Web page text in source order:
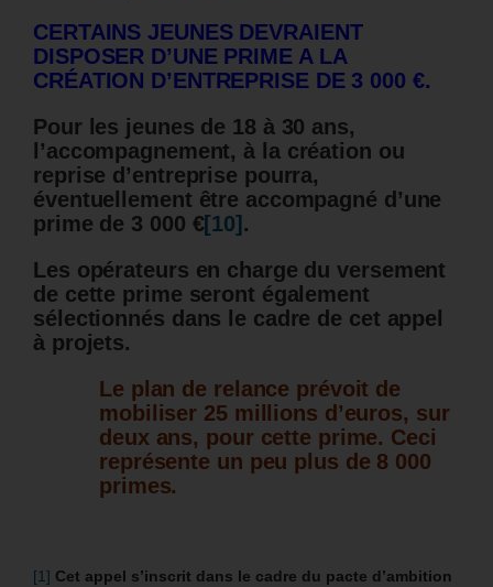
CERTAINS JEUNES DEVRAIENT
DISPOSER D’UNE PRIME A LA
CRÉATION D’ENTREPRISE DE 3 000 €.
Pour les jeunes de 18 à 30 ans,
l’accompagnement, à la création ou
reprise d’entreprise pourra,
éventuellement être accompagné d’une
prime de 3 000 €[10] .
Les opérateurs en charge du versement
de cette prime seront également
sélectionnés dans le cadre de cet appel
à projets.
Le plan de relance prévoit de
mobiliser 25 millions d’euros, sur
deux ans, pour cette prime. Ceci
représente un peu plus de 8 000
primes.
[1] Cet appel s’inscrit dans le cadre du pacte d’ambition